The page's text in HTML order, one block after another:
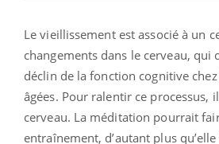
Le vieillissement est associé à un
changements dans le cerveau, qui
déclin de la fonction cognitive
âgées. Pour ralentir ce processus,
cerveau. La méditation pourrait
entraînement, d’autant plus